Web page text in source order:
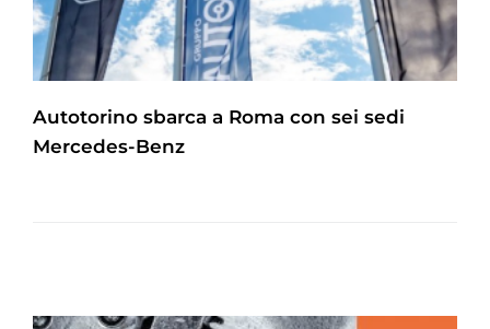
Autotorino sbarca a Roma con sei sedi
Mercedes-Benz